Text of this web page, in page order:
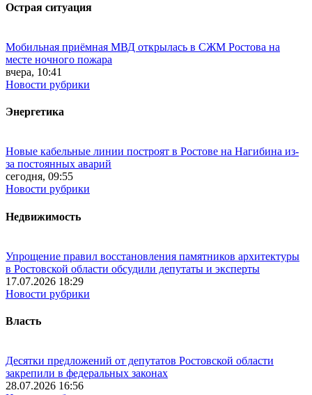
Острая ситуация
Мобильная приёмная МВД открылась в СЖМ Ростова на
месте ночного пожара
вчера, 10:41
Новости рубрики
Энергетика
Новые кабельные линии построят в Ростове на Нагибина из-
за постоянных аварий
сегодня, 09:55
Новости рубрики
Недвижимость
Упрощение правил восстановления памятников архитектуры
в Ростовской области обсудили депутаты и эксперты
17.07.2026 18:29
Новости рубрики
Власть
Десятки предложений от депутатов Ростовской области
закрепили в федеральных законах
28.07.2026 16:56